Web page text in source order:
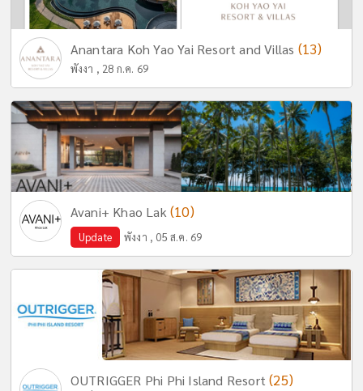
Anantara Koh Yao Yai Resort and Villas (13)
พังงา , 28 ก.ค. 69
Avani+ Khao Lak (10)
Update พังงา , 05 ส.ค. 69
OUTRIGGER Phi Phi Island Resort(25)